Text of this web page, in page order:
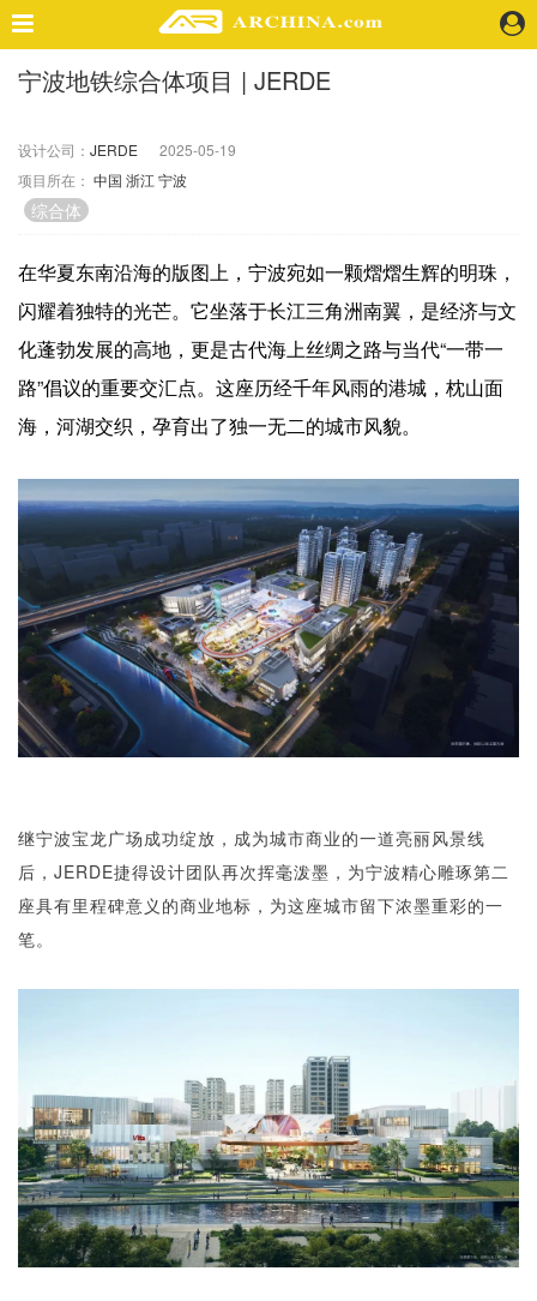
精选案例
景 观
室 内
视 频
头条资讯
机 构
人 物
地 产
企业招聘
企业会员
关于投稿
广告投放
关于我们
宁波地铁综合体项目 | JERDE
设计公司： JERDE
2025-05-19
项目所在： 中国 浙江 宁波
综合体
在华夏东南沿海的版图上，宁波宛如一颗熠熠生辉的明珠，
闪耀着独特的光芒。它坐落于长江三角洲南翼，是经济与文
化蓬勃发展的高地，更是古代海上丝绸之路与当代“一带一
路”倡议的重要交汇点。这座历经千年风雨的港城，枕山面
海，河湖交织，孕育出了独一无二的城市风貌。
继宁波宝龙广场成功绽放，成为城市商业的一道亮丽风景线
后，JERDE捷得设计团队再次挥毫泼墨，为宁波精心雕琢第二
座具有里程碑意义的商业地标，为这座城市留下浓墨重彩的一
笔。